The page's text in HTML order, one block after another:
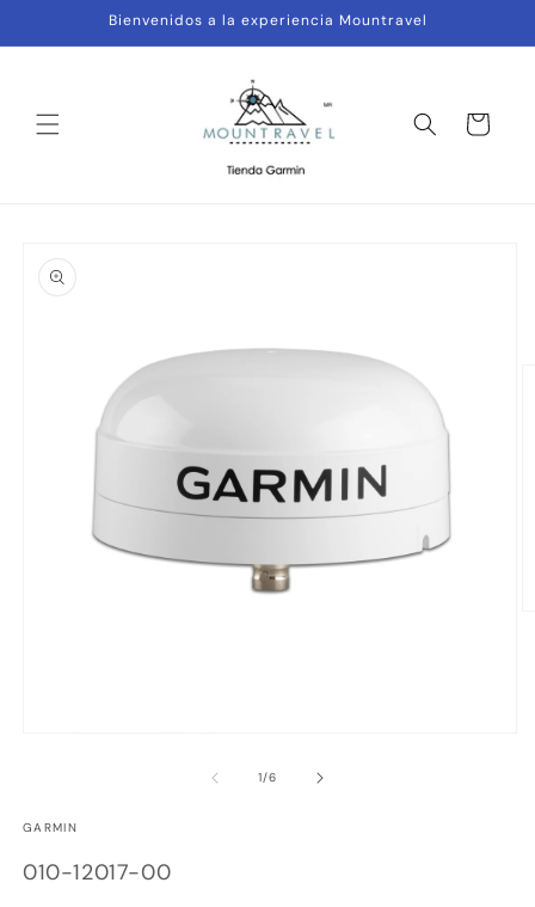
directamente
al contenido
Bienvenidos a la experiencia Mountravel
Carrito
información
una
modal
1/de
6
GARMIN
SKU:
010-12017-00